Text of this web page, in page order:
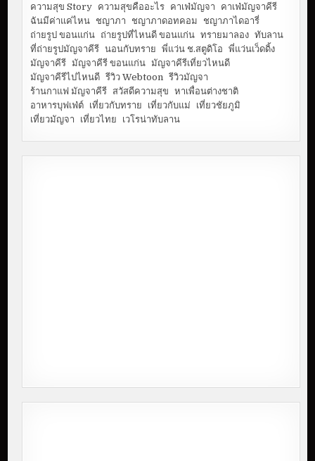
ความสุข Story ความสุขคืออะไร คาเฟ่มัญจา
คาเฟ่มัญจาคีรี
ฉันมีค่าแค่ไหน ชญาภา ชญาภาดอทคอม
ชญาภาไดอารี่
ถ่ายรูป ขอนแก่น ถ่ายรูปที่ไหนดี ขอนแก่น ทรายมาลอง ทับลาน
ที่ถ่ายรูปมัญจาคีรี นอนกับทราย พี่แว่น ช.สตูดิโอ
พี่แว่นเว็ดดิ้ง
มัญจาคีรี มัญจาคีรี ขอนแก่น มัญจาคีรีเที่ยวไหนดี
มัญจาคีรีไปไหนดี รีวิว Webtoon
รีวิวมัญจา
ร้านกาแฟ มัญจาคีรี สวัสดีความสุข
หาเพื่อนต่างชาติ
อาหารบุฟเฟ่ต์ เที่ยวกับทราย เที่ยวกับแม่
เที่ยวชัยภูมิ
เที่ยวมัญจา
เที่ยวไทย เวโรน่าทับลาน